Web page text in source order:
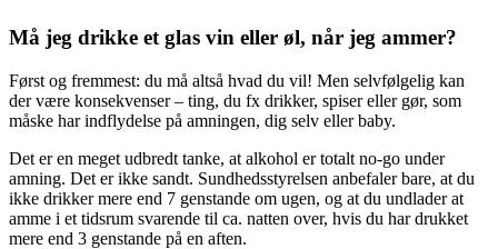
Må jeg drikke et glas vin eller øl, når jeg ammer?
Først og fremmest: du må altså hvad du vil! Men selvfølgelig kan
der være konsekvenser – ting, du fx drikker, spiser eller gør, som
måske har indflydelse på amningen, dig selv eller baby.
Det er en meget udbredt tanke, at alkohol er totalt no-go under
amning. Det er ikke sandt. Sundhedsstyrelsen anbefaler bare, at du
ikke drikker mere end 7 genstande om ugen, og at du undlader at
amme i et tidsrum svarende til ca. natten over, hvis du har drukket
mere end 3 genstande på en aften.